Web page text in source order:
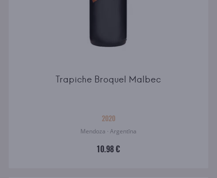
Trapiche Broquel Malbec
2020
Mendoza · Argentīna
10.98 €